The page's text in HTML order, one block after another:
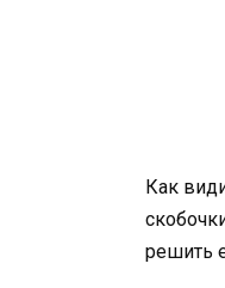
Как
решить